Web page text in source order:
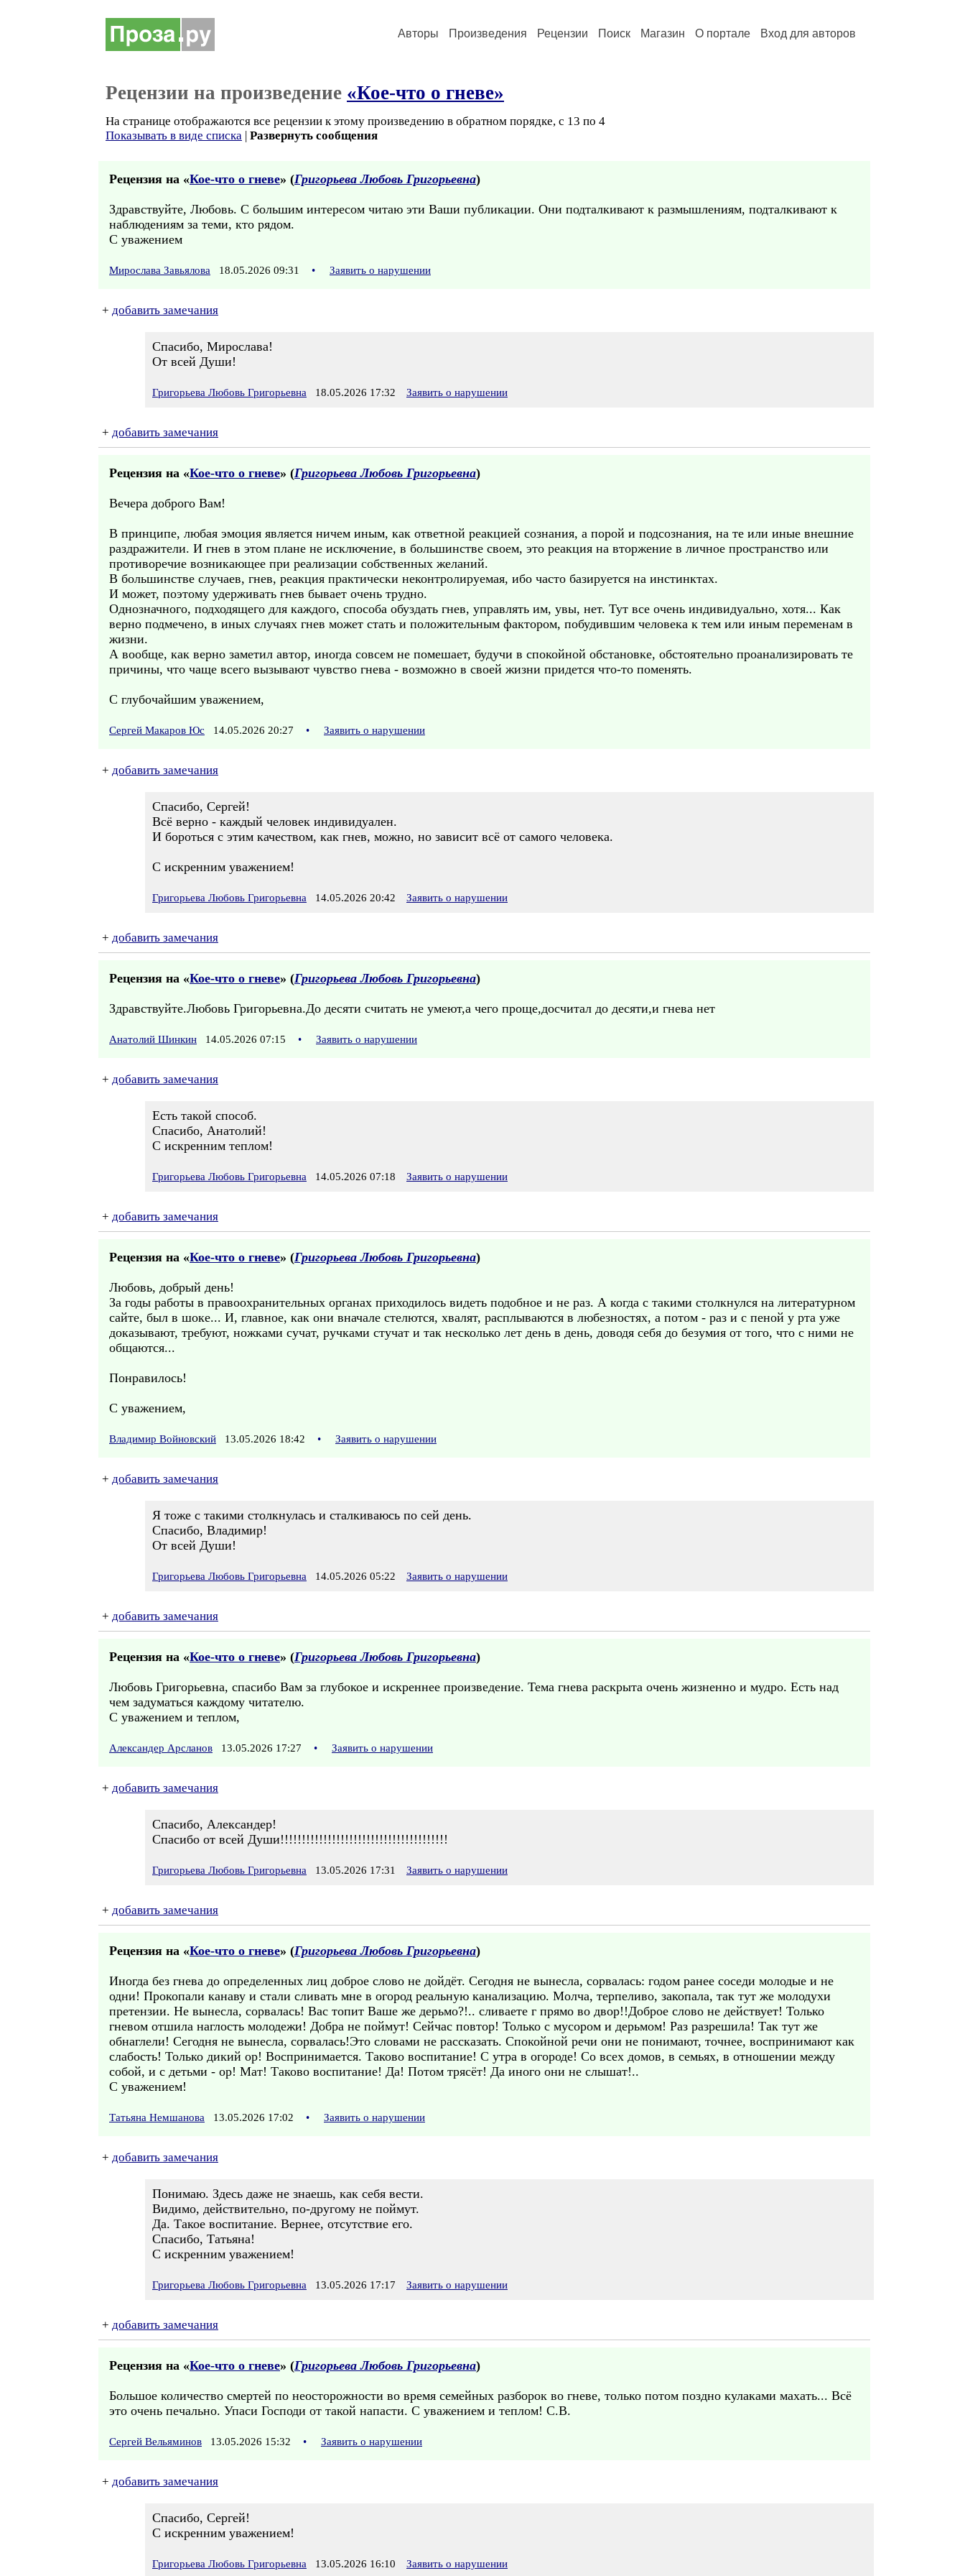
Авторы Произведения Рецензии Поиск Магазин О портале Вход для авторов
Рецензии на произведение «Кое-что о гневе»
На странице отображаются все рецензии к этому произведению в обратном порядке, с 13 по 4
Показывать в виде списка | Развернуть сообщения
Рецензия на «Кое-что о гневе» (Григорьева Любовь Григорьевна)
Здравствуйте, Любовь. С большим интересом читаю эти Ваши публикации. Они подталкивают к размышлениям, подталкивают к
наблюдениям за теми, кто рядом.
С уважением
Мирослава Завьялова 18.05.2026 09:31 • Заявить о нарушении
+ добавить замечания
Спасибо, Мирослава!
От всей Души!
Григорьева Любовь Григорьевна 18.05.2026 17:32 Заявить о нарушении
+ добавить замечания
Рецензия на «Кое-что о гневе» (Григорьева Любовь Григорьевна)
Вечера доброго Вам!
В принципе, любая эмоция является ничем иным, как ответной реакцией сознания, а порой и подсознания, на те или иные внешние
раздражители. И гнев в этом плане не исключение, в большинстве своем, это реакция на вторжение в личное пространство или
противоречие возникающее при реализации собственных желаний.
В большинстве случаев, гнев, реакция практически неконтролируемая, ибо часто базируется на инстинктах.
И может, поэтому удерживать гнев бывает очень трудно.
Однозначного, подходящего для каждого, способа обуздать гнев, управлять им, увы, нет. Тут все очень индивидуально, хотя... Как
верно подмечено, в иных случаях гнев может стать и положительным фактором, побудившим человека к тем или иным переменам в
жизни.
А вообще, как верно заметил автор, иногда совсем не помешает, будучи в спокойной обстановке, обстоятельно проанализировать те
причины, что чаще всего вызывают чувство гнева - возможно в своей жизни придется что-то поменять.
С глубочайшим уважением,
Сергей Макаров Юс 14.05.2026 20:27 • Заявить о нарушении
+ добавить замечания
Спасибо, Сергей!
Всё верно - каждый человек индивидуален.
И бороться с этим качеством, как гнев, можно, но зависит всё от самого человека.
С искренним уважением!
Григорьева Любовь Григорьевна 14.05.2026 20:42 Заявить о нарушении
+ добавить замечания
Рецензия на «Кое-что о гневе» (Григорьева Любовь Григорьевна)
Здравствуйте.Любовь Григорьевна.До десяти считать не умеют,а чего проще,досчитал до десяти,и гнева нет
Анатолий Шинкин 14.05.2026 07:15 • Заявить о нарушении
+ добавить замечания
Есть такой способ.
Спасибо, Анатолий!
С искренним теплом!
Григорьева Любовь Григорьевна 14.05.2026 07:18 Заявить о нарушении
+ добавить замечания
Рецензия на «Кое-что о гневе» (Григорьева Любовь Григорьевна)
Любовь, добрый день!
За годы работы в правоохранительных органах приходилось видеть подобное и не раз. А когда с такими столкнулся на литературном
сайте, был в шоке... И, главное, как они вначале стелются, хвалят, расплываются в любезностях, а потом - раз и с пеной у рта уже
доказывают, требуют, ножками сучат, ручками стучат и так несколько лет день в день, доводя себя до безумия от того, что с ними не
общаются...
Понравилось!
С уважением,
Владимир Войновский 13.05.2026 18:42 • Заявить о нарушении
+ добавить замечания
Я тоже с такими столкнулась и сталкиваюсь по сей день.
Спасибо, Владимир!
От всей Души!
Григорьева Любовь Григорьевна 14.05.2026 05:22 Заявить о нарушении
+ добавить замечания
Рецензия на «Кое-что о гневе» (Григорьева Любовь Григорьевна)
Любовь Григорьевна, спасибо Вам за глубокое и искреннее произведение. Тема гнева раскрыта очень жизненно и мудро. Есть над
чем задуматься каждому читателю.
С уважением и теплом,
Александер Арсланов 13.05.2026 17:27 • Заявить о нарушении
+ добавить замечания
Спасибо, Александер!
Спасибо от всей Души!!!!!!!!!!!!!!!!!!!!!!!!!!!!!!!!!!!!!!!
Григорьева Любовь Григорьевна 13.05.2026 17:31 Заявить о нарушении
+ добавить замечания
Рецензия на «Кое-что о гневе» (Григорьева Любовь Григорьевна)
Иногда без гнева до определенных лиц доброе слово не дойдёт. Сегодня не вынесла, сорвалась: годом ранее соседи молодые и не
одни! Прокопали канаву и стали сливать мне в огород реальную канализацию. Молча, терпеливо, закопала, так тут же молодухи
претензии. Не вынесла, сорвалась! Вас топит Ваше же дерьмо?!.. сливаете г прямо во двор!!Доброе слово не действует! Только
гневом отшила наглость молодежи! Добра не поймут! Сейчас повтор! Только с мусором и дерьмом! Раз разрешила! Так тут же
обнаглели! Сегодня не вынесла, сорвалась!Это словами не рассказать. Спокойной речи они не понимают, точнее, воспринимают как
слабость! Только дикий ор! Воспринимается. Таково воспитание! С утра в огороде! Со всех домов, в семьях, в отношении между
собой, и с детьми - ор! Мат! Таково воспитание! Да! Потом трясёт! Да иного они не слышат!..
С уважением!
Татьяна Немшанова 13.05.2026 17:02 • Заявить о нарушении
+ добавить замечания
Понимаю. Здесь даже не знаешь, как себя вести.
Видимо, действительно, по-другому не поймут.
Да. Такое воспитание. Вернее, отсутствие его.
Спасибо, Татьяна!
С искренним уважением!
Григорьева Любовь Григорьевна 13.05.2026 17:17 Заявить о нарушении
+ добавить замечания
Рецензия на «Кое-что о гневе» (Григорьева Любовь Григорьевна)
Большое количество смертей по неосторожности во время семейных разборок во гневе, только потом поздно кулаками махать... Всё
это очень печально. Упаси Господи от такой напасти. С уважением и теплом! С.В.
Сергей Вельяминов 13.05.2026 15:32 • Заявить о нарушении
+ добавить замечания
Спасибо, Сергей!
С искренним уважением!
Григорьева Любовь Григорьевна 13.05.2026 16:10 Заявить о нарушении